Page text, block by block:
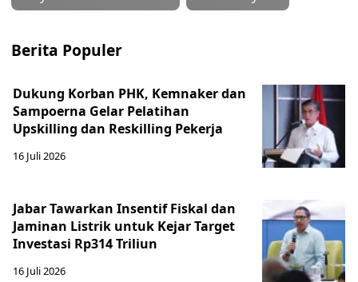
Berita Populer
Dukung Korban PHK, Kemnaker dan
Sampoerna Gelar Pelatihan
Upskilling dan Reskilling Pekerja
16 Juli 2026
Jabar Tawarkan Insentif Fiskal dan
Jaminan Listrik untuk Kejar Target
Investasi Rp314 Triliun
16 Juli 2026